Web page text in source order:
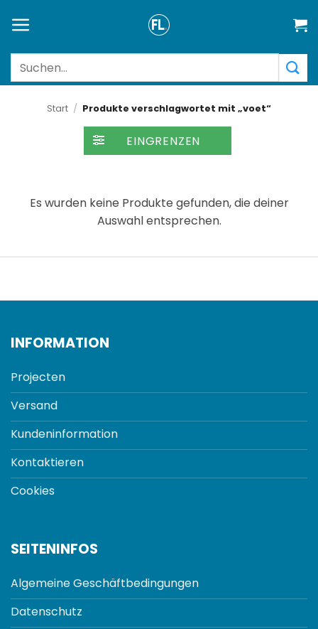
Inhalt
Suchen
Start / Produkte verschlagwortet mit „voet“
FILTER
Es wurden keine Produkte gefunden, die deiner
Auswahl entsprechen.
INFORMATION
Projecten
Versand
Kundeninformation
Kontaktieren
Cookies
SEITENINFOS
Algemeine Geschäftbedingungen
Datenschutz